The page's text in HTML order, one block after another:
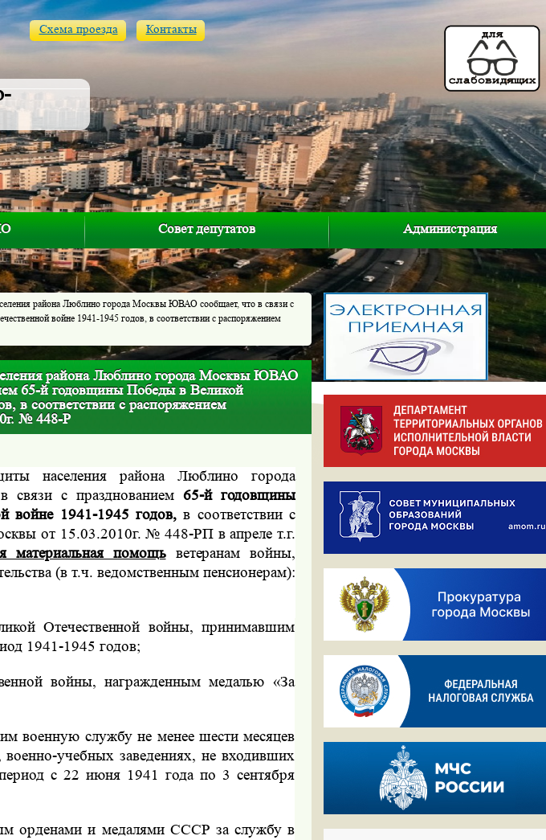
Схема проезда Контакты
Совет депутатов Администрация
района Люблино города Москвы ЮВАО сообщает, что в связи с
войне 1941-1945 годов, в соответствии с распоряжением
района Люблино города Москвы ЮВАО
65-й годовщины Победы в Великой
в соответствии с распоряжением
№ 448-Р
населения района Люблино города
с празднованием 65-й годовщины
войне 1941-1945 годов,в соответствии с
от 15.03.2010г. № 448-РП в апреле т.г.
материальная помощь ветеранам войны,
(в т.ч. ведомственным пенсионерам):
Отечественной войны, принимавшим
1941-1945 годов;
войны, награжденным медалью «За
военную службу не менее шести месяцев
учебных заведениях, не входивших
с 22 июня 1941 года по 3 сентября
орденами и медалями СССР за службу в